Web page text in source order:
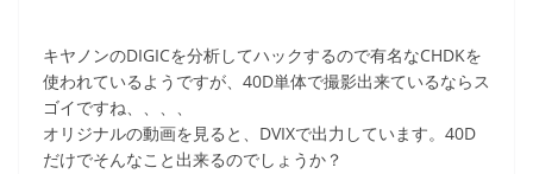
キヤノンのDIGICを分析してハックするので有名なCHDKを
使われているようですが、40D単体で撮影出来ているならス
ゴイですね、、、、
オリジナルの動画を見ると、DVIXで出力しています。40D
だけでそんなこと出来るのでしょうか？